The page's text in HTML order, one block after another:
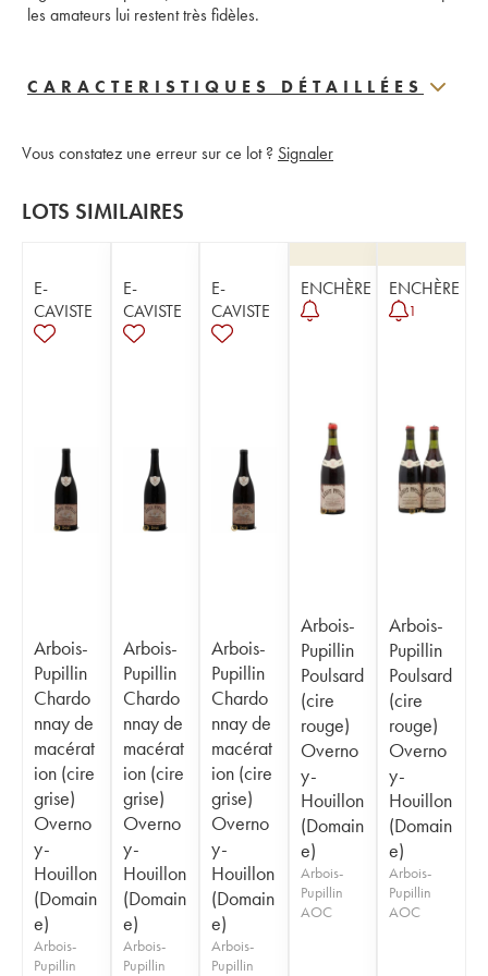
les amateurs lui restent très fidèles.
CARACTERISTIQUES DÉTAILLÉES
Vous constatez une erreur sur ce lot ? Signaler
LOTS SIMILAIRES
E-
CAVISTE
Arbois-
Pupillin
Chardo
nnay de
macérat
ion (cire
grise)
Overno
y-
Houillon
(Domain
e)
Arbois-
Pupillin
E-
CAVISTE
Arbois-
Pupillin
Chardo
nnay de
macérat
ion (cire
grise)
Overno
y-
Houillon
(Domain
e)
Arbois-
Pupillin
E-
CAVISTE
Arbois-
Pupillin
Chardo
nnay de
macérat
ion (cire
grise)
Overno
y-
Houillon
(Domain
e)
Arbois-
Pupillin
ENCHÈRE
Arbois-
Pupillin
Poulsard
(cire
rouge)
Overno
y-
Houillon
(Domain
e)
Arbois-
Pupillin
AOC
ENCHÈRE
1
Arbois-
Pupillin
Poulsard
(cire
rouge)
Overno
y-
Houillon
(Domain
e)
Arbois-
Pupillin
AOC